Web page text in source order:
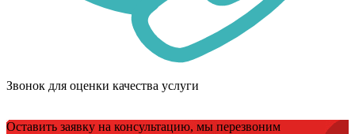
Звонок для оценки качества услуги
Оставить заявку на консультацию, мы перезвоним